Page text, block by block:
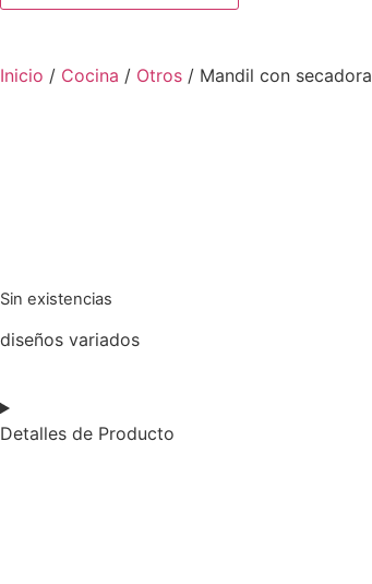
Inicio / Cocina / Otros / Mandil con secadora
Sin existencias
diseños variados
Detalles de Producto